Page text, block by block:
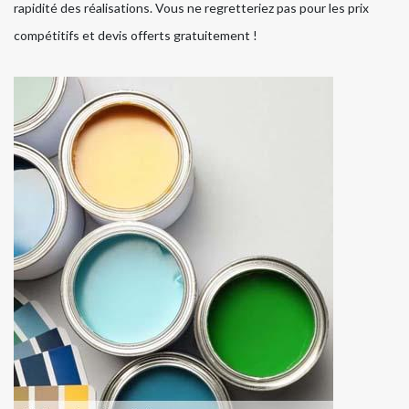
rapidité des réalisations. Vous ne regretteriez pas pour les prix
compétitifs et devis offerts gratuitement !